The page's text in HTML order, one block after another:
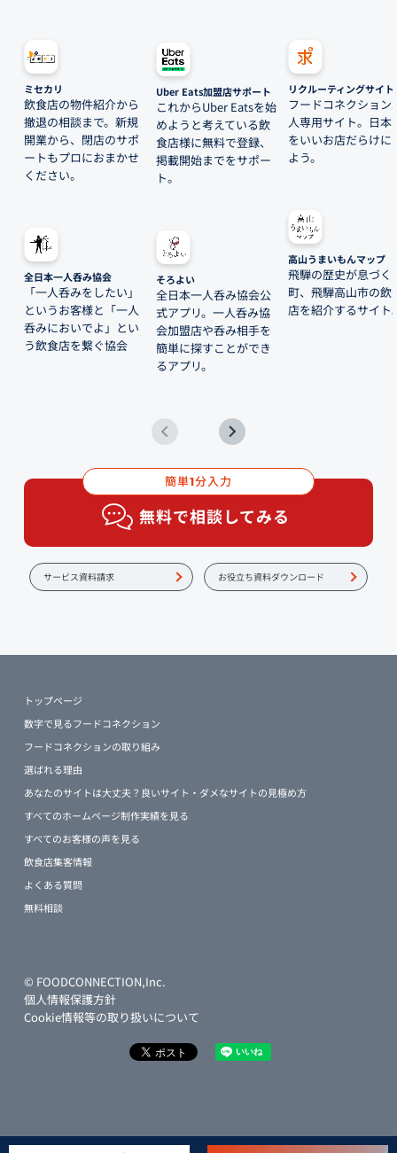
ミセカリ
飲食店の物件紹介から
撤退の相談まで。新規
開業から、閉店のサポ
ートもプロにおまかせ
ください。
全日本一人呑み協会
「一人呑みをしたい」
というお客様と「一人
呑みにおいでよ」とい
う飲食店を繋ぐ協会
Uber Eats加盟店サポート
これからUber Eatsを始
めようと考えている飲
食店様に無料で登録、
掲載開始までをサポー
ト。
そろよい
全日本一人呑み協会公
式アプリ。一人呑み協
会加盟店や呑み相手を
簡単に探すことができ
るアプリ。
リクルーティングサイト
フードコネクション
人専用サイト。日本
をいいお店だらけに
よう。
高山うまいもんマップ
飛騨の歴史が息づく
町、飛騨高山市の飲
店を紹介するサイト
簡単1分入力
無料で相談してみる
サービス資料請求 お役立ち資料ダウンロード
トップページ
数字で見るフードコネクション
フードコネクションの取り組み
選ばれる理由
あなたのサイトは大丈夫？良いサイト・ダメなサイトの見極め方
すべてのホームページ制作実績を見る
すべてのお客様の声を見る
飲食店集客情報
よくある質問
無料相談
© FOODCONNECTION,Inc.
個人情報保護方針
Cookie情報等の取り扱いについて